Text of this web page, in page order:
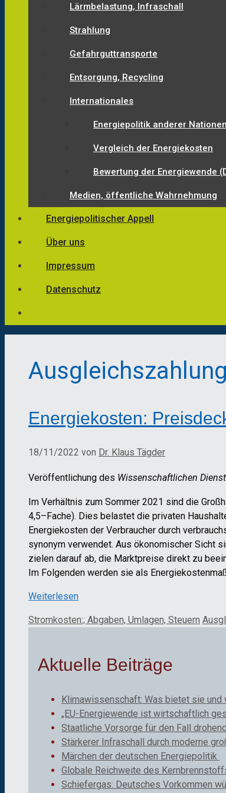
Lärmbelastung, Infraschall
Strahlung
Gefahrguttransporte
Entsorgung, Recycling
Internationales
Energiepolitik anderer Nationen
Vergleich der Energiekosten
Bewertung der Energiewende
Medien, öffentliche Wahrnehmung
Energiepolitischer Appell
Über uns
Impressum
Datenschutz
Energiekosten:
18/11/2022 von Dr. Klaus Tägder
Veröffentlichung des Wissenschaftlichen
Im Verhältnis zum Sommer 2021 sind die
4,5–Fache). Dies belastet die privaten
Energiekosten der Verbraucher durch
synonym verwendet. Aus ökonomischer Sicht
zielen darauf ab, die Marktpreise direkt zu
Im Folgenden werden sie als Energiekosten
Weiterlesen
Kategorien
Stromkosten:; Abgaben, Umlagen, Steuern
Aktuelle Beiträge
Klimawissenschaft: Was bietet sie
„EU-Energiewende ist wirtschaftlich
Staatliche Vorsorge für den Fall
Stärkerer Infraschall durch moderne
Märchen der deutschen Energiepolitik
Globale Reichweite des
Schiefergas: Deutsches Vorkommen